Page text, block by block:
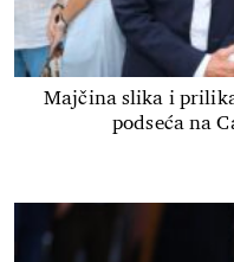
Majčina slika i
podseća na